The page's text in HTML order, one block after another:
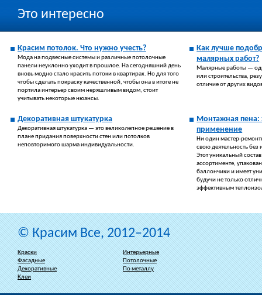
Это интересно
Красим потолок. Что нужно учесть?
Мода на подвесные системы и различные потолочные
панели неуклонно уходит в прошлое. На сегодняшний день
вновь модно стало красить потоки в квартирах. Но для того
чтобы сделать покраску качественной, чтобы она в итоге не
портила интерьер своим неряшливым видом, стоит
учитывать некоторые нюансы.
Как лучше
малярных работ?
Малярные работы —
или строительства,
отличие от других
Декоративная штукатурка
Декоративная штукатурка — это великолепное решение в
плане придания поверхности стен или потолков
неповторимого шарма индивидуальности.
Монтажная пена:
применение
Ни один мастер-
свою деятельность без
Этот уникальный
ассортименте,
баллончики и имеет
будучи не только
эффективным
© Красим Все, 2012–2014
Краски
Интерьерные
Фасадные
Потолочные
Декоративные
По металлу
Клеи